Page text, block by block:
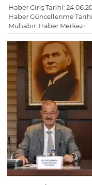
Haber Giriş Tarihi:
Haber Güncellenme
Muhabir: Haber Merkezi